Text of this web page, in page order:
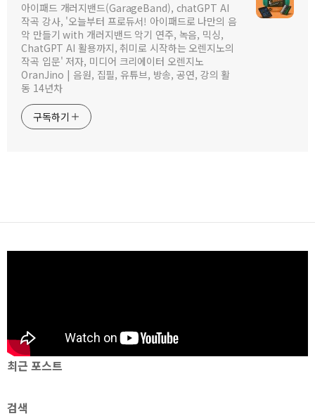
아이패드 개러지밴드(GarageBand), chatGPT AI
작곡 강사, '오늘부터 프로듀서! 아이패드로 나만의 음
악 만들기 with 개러지밴드 악기 연주, 녹음, 믹싱,
ChatGPT AI 활용까지, 취미로 시작하는 오렌지노의
작곡 입문' 저자, 미디어 크리에이터 오렌지노
OranJino | 음원, 집필, 유튜브, 방송, 공연, 강의 활
동 14년차
구독하기
최근 포스트
검색